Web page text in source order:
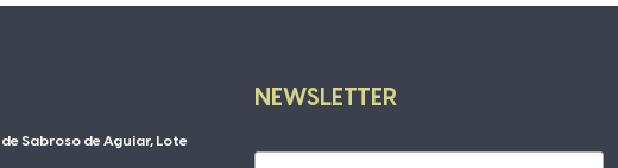
Sabroso de Aguiar, Lote
NEWSLETTER